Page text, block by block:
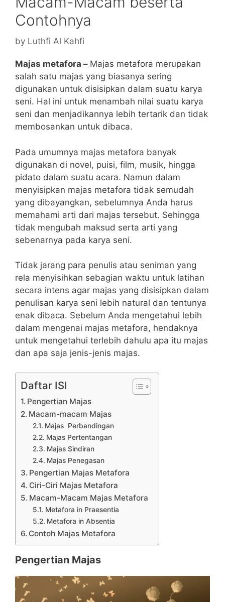
Contohnya
by Luthfi Al Kahfi
Majas metafora – Majas metafora merupakan
salah satu majas yang biasanya sering
digunakan untuk disisipkan dalam suatu karya
seni. Hal ini untuk menambah nilai suatu karya
seni dan menjadikannya lebih tertarik dan tidak
membosankan untuk dibaca.
Pada umumnya majas metafora banyak
digunakan di novel, puisi, film, musik, hingga
pidato dalam suatu acara. Namun dalam
menyisipkan majas metafora tidak semudah
yang dibayangkan, sebelumnya Anda harus
memahami arti dari majas tersebut. Sehingga
tidak mengubah maksud serta arti yang
sebenarnya pada karya seni.
Tidak jarang para penulis atau seniman yang
rela menyisihkan sebagian waktu untuk latihan
secara intens agar majas yang disisipkan dalam
penulisan karya seni lebih natural dan tentunya
enak dibaca. Sebelum Anda mengetahui lebih
dalam mengenai majas metafora, hendaknya
untuk mengetahui terlebih dahulu apa itu majas
dan apa saja jenis-jenis majas.
Daftar ISI
Pengertian Majas
Macam-macam Majas
Majas Perbandingan
Majas Pertentangan
Majas Sindiran
Majas Penegasan
Pengertian Majas Metafora
Ciri-Ciri Majas Metafora
Macam-Macam Majas Metafora
Metafora in Praesentia
Metafora in Absentia
Contoh Majas Metafora
Pengertian Majas